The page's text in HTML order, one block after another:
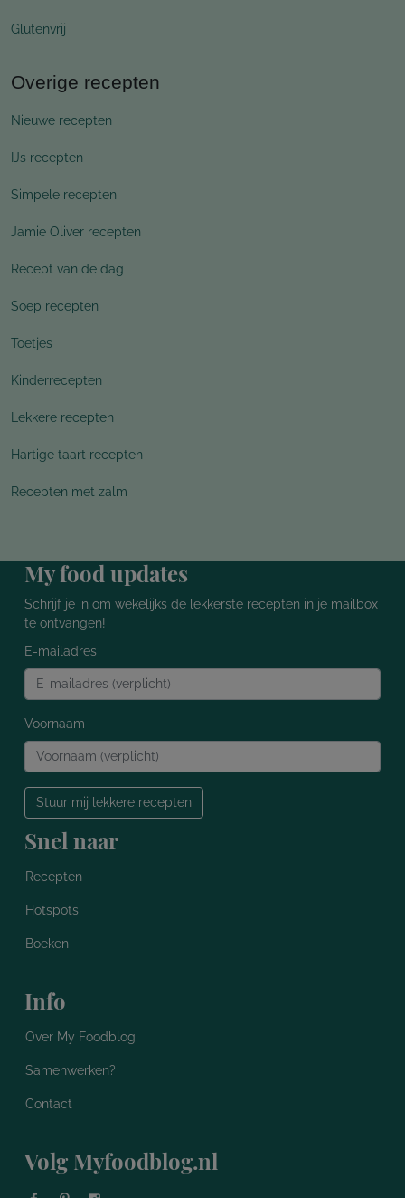
Glutenvrij
Overige recepten
Nieuwe recepten
IJs recepten
Simpele recepten
Jamie Oliver recepten
Recept van de dag
Soep recepten
Toetjes
Kinderrecepten
Lekkere recepten
Hartige taart recepten
Recepten met zalm
My food updates
Schrijf je in om wekelijks de lekkerste recepten in je mailbox
te ontvangen!
E-mailadres
Voornaam
Stuur mij lekkere recepten
Snel naar
Recepten
Hotspots
Boeken
Info
Over My Foodblog
Samenwerken?
Contact
Volg Myfoodblog.nl